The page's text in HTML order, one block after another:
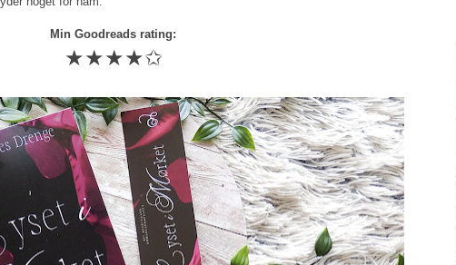
Min Goodreads rating:
★★★★✩